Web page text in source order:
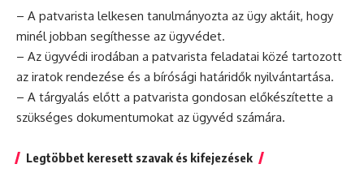
– A patvarista lelkesen tanulmányozta az ügy aktáit, hogy
minél jobban segíthesse az ügyvédet.
– Az ügyvédi irodában a patvarista feladatai közé tartozott
az iratok rendezése és a bírósági határidők nyilvántartása.
– A tárgyalás előtt a patvarista gondosan előkészítette a
szükséges dokumentumokat az ügyvéd számára.
Legtöbbet keresett szavak és kifejezések